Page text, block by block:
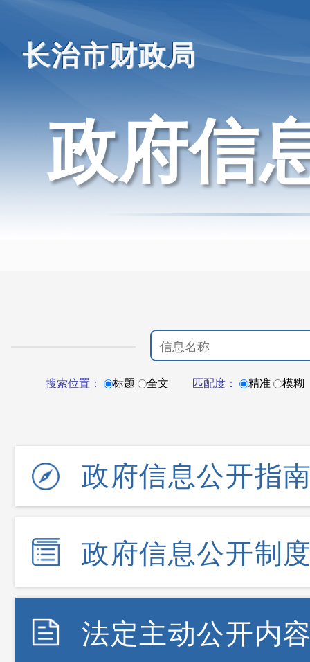
长治市财政局
政府信
搜索位置： 标题 全文 匹配度： 精准 模糊
政府信息公开指
政府信息公开制
法定主动公开内